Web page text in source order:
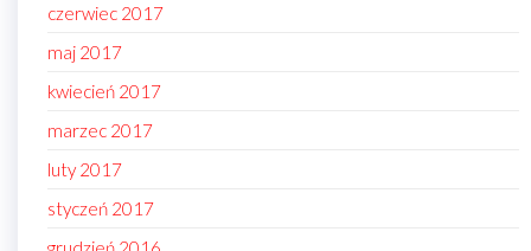
czerwiec 2017
maj 2017
kwiecień 2017
marzec 2017
luty 2017
styczeń 2017